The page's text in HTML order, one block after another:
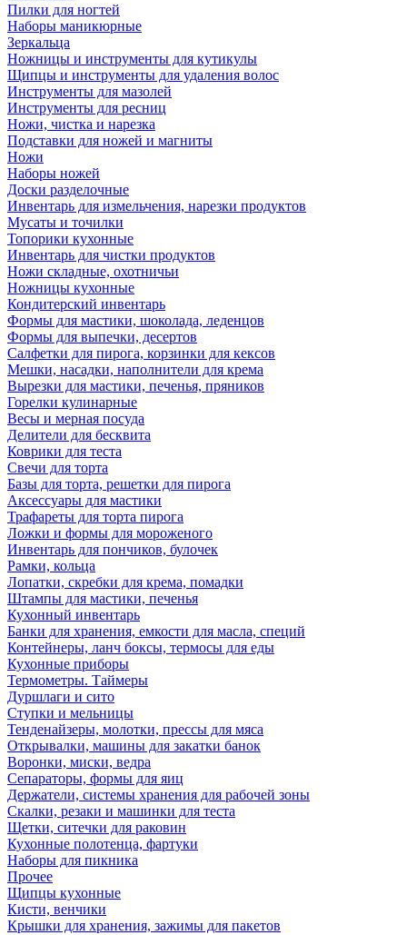
Пилки для ногтей
Наборы маникюрные
Зеркальца
Ножницы и инструменты для кутикулы
Щипцы и инструменты для удаления волос
Инструменты для мазолей
Инструменты для ресниц
Ножи, чистка и нарезка
Подставки для ножей и магниты
Ножи
Наборы ножей
Доски разделочные
Инвентарь для измельчения, нарезки продуктов
Мусаты и точилки
Топорики кухонные
Инвентарь для чистки продуктов
Ножи складные, охотничьи
Ножницы кухонные
Кондитерский инвентарь
Формы для мастики, шоколада, леденцов
Формы для выпечки, десертов
Салфетки для пирога, корзинки для кексов
Мешки, насадки, наполнители для крема
Вырезки для мастики, печенья, пряников
Горелки кулинарные
Весы и мерная посуда
Делители для бесквита
Коврики для теста
Свечи для торта
Базы для торта, решетки для пирога
Аксессуары для мастики
Трафареты для торта пирога
Ложки и формы для мороженого
Инвентарь для пончиков, булочек
Рамки, кольца
Лопатки, скребки для крема, помадки
Штампы для мастики, печенья
Кухонный инвентарь
Банки для хранения, емкости для масла, специй
Контейнеры, ланч боксы, термосы для еды
Кухонные приборы
Термометры. Таймеры
Дуршлаги и сито
Ступки и мельницы
Тенденайзеры, молотки, прессы для мяса
Открывалки, машины для закатки банок
Воронки, миски, ведра
Сепараторы, формы для яиц
Держатели, системы хранения для рабочей зоны
Скалки, резаки и машинки для теста
Щетки, ситечки для раковин
Кухонные полотенца, фартуки
Наборы для пикника
Прочее
Щипцы кухонные
Кисти, венчики
Крышки для хранения, зажимы для пакетов